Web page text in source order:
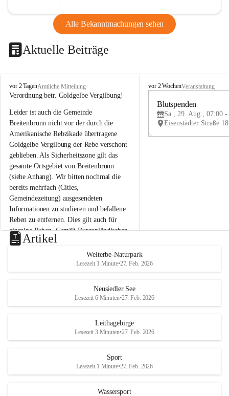
Alle Bekanntmachungen sehen
Aktuelle Beiträge
B
r
i
t
e
n
b
r
u
n
n
a
m
N
e
u
s
d
S
vor 2 TagenAmtliche Mitteilung
Verordnung betr. Goldgelbe Vergilbung!
Leider ist auch die Gemeinde
Breitenbrunn nicht vor der durch die
Amerikanische Rebzikade übertragene
Goldgelbe Vergilbung der Rebe verschont
geblieben. Als Sicherheitszone gilt das
gesamte Ortsgebiet von Breitenbrunn
(siehe Anhang). Wir bitten nochmal die
bereits mehrfach (Cities,
Gemeindezeitung) ausgesendeten
Informationen zu studieren und befallene
Reben zu entfernen. Dies gilt auch für
einzelne Reben. Gemäß Burgenländischen
Weinbaugesetz sind nicht gepflegte oder
unzulässige Weingärten zu roden! Bitte
helfen wir zusammen um unsere Winzer
vor den prognostizierten Ernteausfällen
und den daraus folgenden wirtschaftlichen
Maßnahmen zur Bekämpfung
Rebe und der Amerikanischen
Anhang VBl. EU Nr. 18
B
e
u
e
d
r
S
vor 2 WochenVeranstaltung
Blutspenden
Sa., 29. Aug., 07:00 -
Artikel
Welterbe-Naturpark
Lesezeit 1 Minute•27. Feb. 2026
Neusiedler See
Lesezeit 6 Minuten•27. Feb. 2026
Leithagebirge
Lesezeit 3 Minuten•27. Feb. 2026
Sport
Lesezeit 1 Minute•27. Feb. 2026
Wassersport